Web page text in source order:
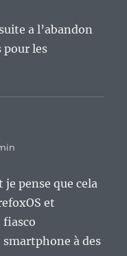
a l’abandon
pour les
je pense que cela
et
fiasco
à des